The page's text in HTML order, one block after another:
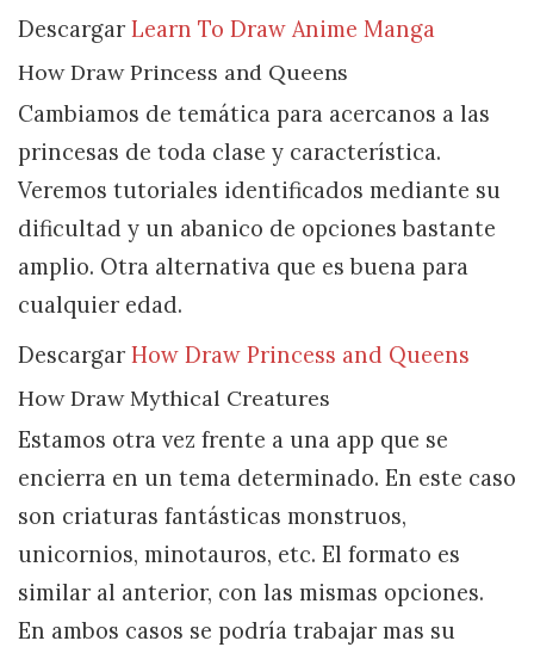
Descargar Learn To Draw Anime Manga
How Draw Princess and Queens
Cambiamos de temática para acercanos a las
princesas de toda clase y característica.
Veremos tutoriales identificados mediante su
dificultad y un abanico de opciones bastante
amplio. Otra alternativa que es buena para
cualquier edad.
Descargar How Draw Princess and Queens
How Draw Mythical Creatures
Estamos otra vez frente a una app que se
encierra en un tema determinado. En este caso
son criaturas fantásticas monstruos,
unicornios, minotauros, etc. El formato es
similar al anterior, con las mismas opciones.
En ambos casos se podría trabajar mas su